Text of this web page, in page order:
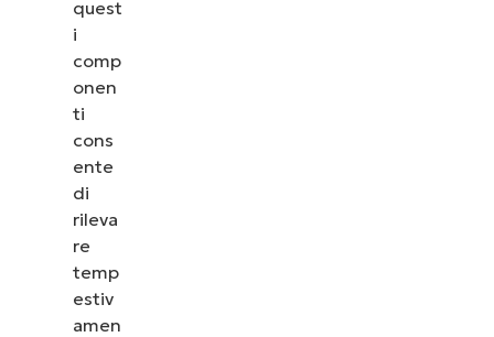
quest
i
comp
onen
ti
cons
ente
di
rileva
re
temp
estiv
amen